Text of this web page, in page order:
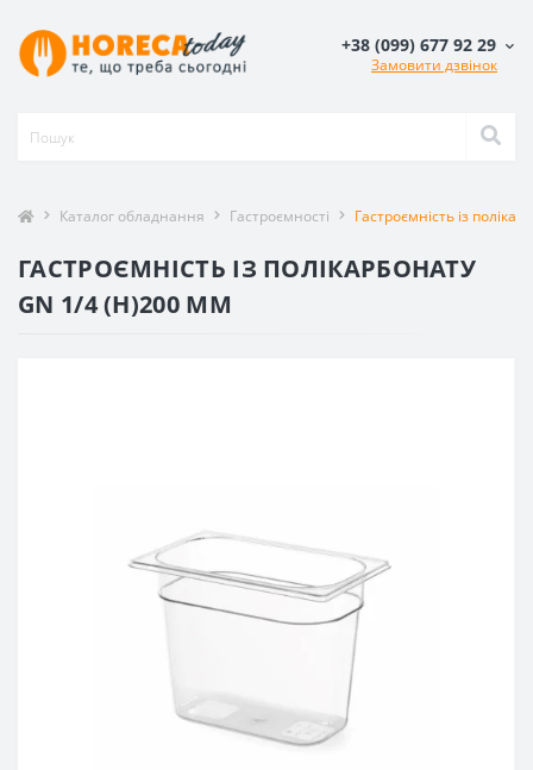
+38 (099) 677 92 29
Замовити дзвінок
Каталог обладнання Гастроємності Гастроємність із
ГАСТРОЄМНІСТЬ ІЗ ПОЛІКАРБОНАТУ
GN 1/4 (H)200 ММ